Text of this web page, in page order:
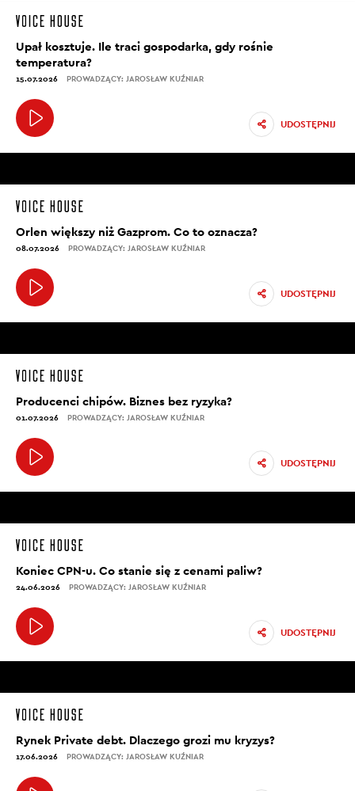
Upał kosztuje. Ile traci gospodarka, gdy rośnie
temperatura?
15.07.2026 PROWADZĄCY: JAROSŁAW KUŹNIAR
UDOSTĘPNIJ
Orlen większy niż Gazprom. Co to oznacza?
08.07.2026 PROWADZĄCY: JAROSŁAW KUŹNIAR
UDOSTĘPNIJ
Producenci chipów. Biznes bez ryzyka?
01.07.2026 PROWADZĄCY: JAROSŁAW KUŹNIAR
UDOSTĘPNIJ
Koniec CPN-u. Co stanie się z cenami paliw?
24.06.2026 PROWADZĄCY: JAROSŁAW KUŹNIAR
UDOSTĘPNIJ
Rynek Private debt. Dlaczego grozi mu kryzys?
17.06.2026 PROWADZĄCY: JAROSŁAW KUŹNIAR